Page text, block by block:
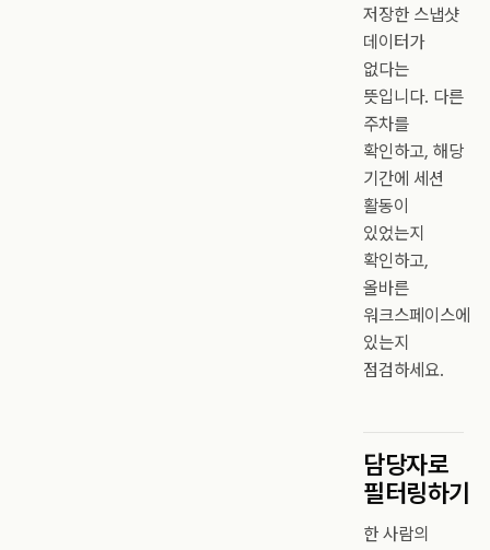
저장한 스냅샷
데이터가
없다는
뜻입니다. 다른
주차를
확인하고, 해당
기간에 세션
활동이
있었는지
확인하고,
올바른
워크스페이스에
있는지
점검하세요.
담당자로
필터링하기
한 사람의